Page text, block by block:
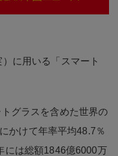
に用いる「スマート
グラスを含めた世界の
かけて年率平均48.7％
には総額1846億6000万